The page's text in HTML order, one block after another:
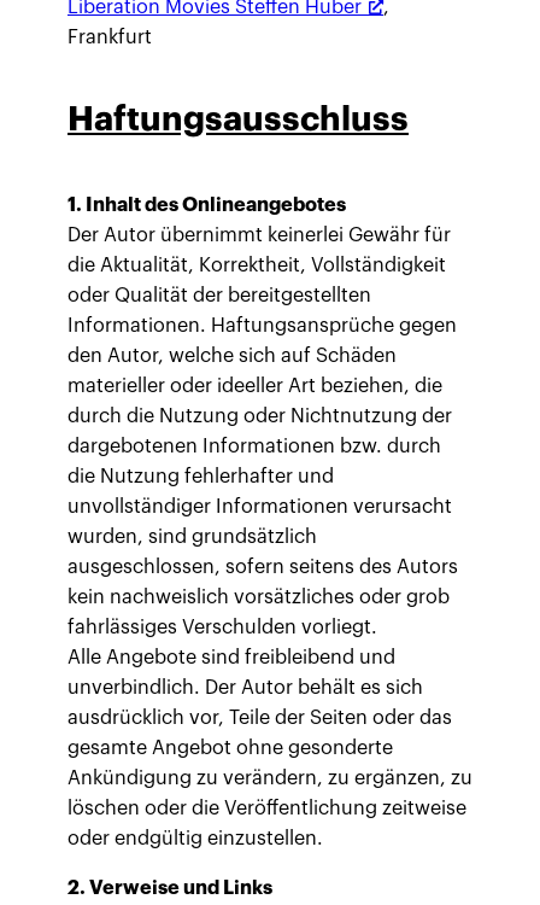
Liberation Movies Steffen Huber
,
Frankfurt
Haftungsausschluss
1. Inhalt des Onlineangebotes
Der Autor übernimmt keinerlei Gewähr für
die Aktualität, Korrektheit, Vollständigkeit
oder Qualität der bereitgestellten
Informationen. Haftungsansprüche gegen
den Autor, welche sich auf Schäden
materieller oder ideeller Art beziehen, die
durch die Nutzung oder Nichtnutzung der
dargebotenen Informationen bzw. durch
die Nutzung fehlerhafter und
unvollständiger Informationen verursacht
wurden, sind grundsätzlich
ausgeschlossen, sofern seitens des Autors
kein nachweislich vorsätzliches oder grob
fahrlässiges Verschulden vorliegt.
Alle Angebote sind freibleibend und
unverbindlich. Der Autor behält es sich
ausdrücklich vor, Teile der Seiten oder das
gesamte Angebot ohne gesonderte
Ankündigung zu verändern, zu ergänzen, zu
löschen oder die Veröffentlichung zeitweise
oder endgültig einzustellen.
2. Verweise und Links